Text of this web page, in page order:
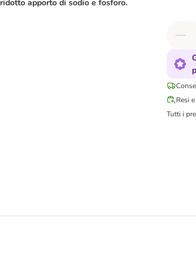
ridotto apporto di sodio e fosforo.
Resi
Tutti i
g umido cane